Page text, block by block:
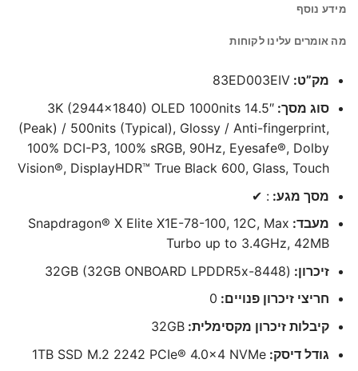
מידע נוסף
מה אומרים עלינו לקוחות
מק”ט: 83ED003EIV
סוג מסך:
14.5″ 3K (2944×1840) OLED 1000nits
(Peak) / 500nits (Typical), Glossy / Anti-fingerprint,
100% DCI-P3, 100% sRGB, 90Hz, Eyesafe®, Dolby
Vision®, DisplayHDR™ True Black 600, Glass, Touch
מסך מגע: : ✔
מעבד: Snapdragon® X Elite X1E-78-100, 12C, Max
Turbo up to 3.4GHz, 42MB
זיכרון: (32GB (32GB ONBOARD LPDDR5x-8448
חריצי זיכרון פנויים: 0
קיבלות זיכרון מקסימלית: 32GB
גודל דיסק: 1TB SSD M.2 2242 PCIe® 4.0×4 NVMe